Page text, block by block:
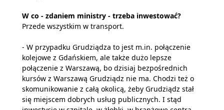
W co - zdaniem ministry - trzeba inwestować?
Przede wszystkim w transport.
- W przypadku Grudziądza to jest m.in. połączenie
kolejowe z Gdańskiem, ale także dużo lepsze
połączenie z Warszawą, bo dzisiaj bezpośrednich
kursów z Warszawą Grudziądz nie ma. Chodzi też o
skomunikowanie z całą okolicą, żeby Grudziądz stał
się miejscem dobrych usług publicznych. I stąd